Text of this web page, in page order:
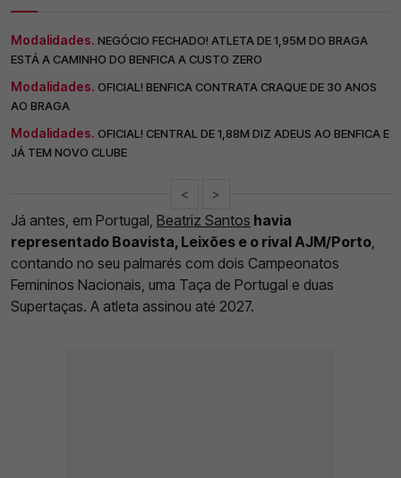
Modalidades. NEGÓCIO FECHADO! ATLETA DE 1,95M DO BRAGA
ESTÁ A CAMINHO DO BENFICA A CUSTO ZERO
Modalidades. OFICIAL! BENFICA CONTRATA CRAQUE DE 30 ANOS
AO BRAGA
Modalidades. OFICIAL! CENTRAL DE 1,88M DIZ ADEUS AO BENFICA E
JÁ TEM NOVO CLUBE
< >
Já antes, em Portugal, Beatriz Santos havia
representado Boavista, Leixões e o rival AJM/Porto
contando no seu palmarés com dois Campeonatos
Femininos Nacionais, uma Taça de Portugal e duas
Supertaças. A atleta assinou até 2027.